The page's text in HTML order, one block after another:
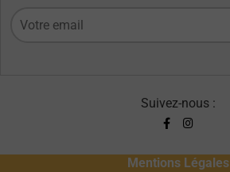
Suivez-nous :
Mentions Légales